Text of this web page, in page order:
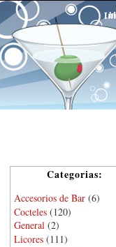
Categorias:
Accesorios de Bar (6)
Cocteles (120)
General (2)
Licores (111)